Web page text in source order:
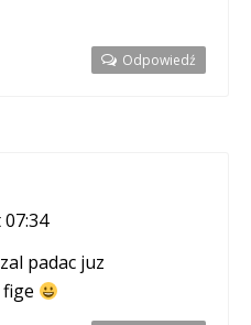
Odpowiedź
padac juz